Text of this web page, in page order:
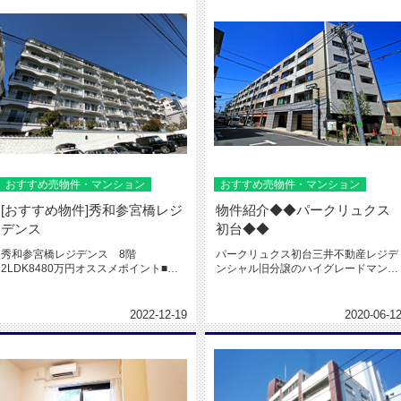
おすすめ売物件・マンション
[おすすめ物件]秀和参宮橋レジ
デンス
秀和参宮橋レジデンス 8階
2LDK8480万円オススメポイント■閑
2022-12-19
おすすめ売物件・マンション
物件紹介◆◆パークリュクス
初台◆◆
パークリュクス初台三井不動産レジデ
ンシャル旧分譲のハイグレードマンシ
2020-06-12